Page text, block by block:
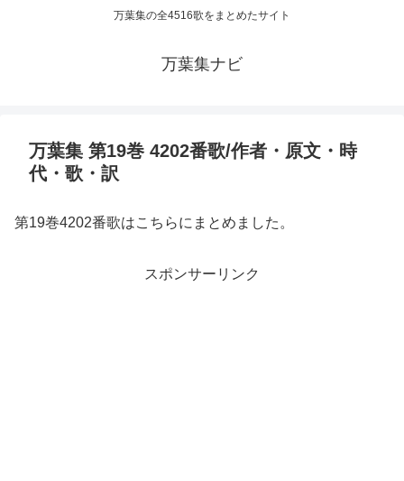
万葉集の全4516歌をまとめたサイト
万葉集ナビ
万葉集 第19巻 4202番歌/作者・原文・時
代・歌・訳
第19巻4202番歌はこちらにまとめました。
スポンサーリンク